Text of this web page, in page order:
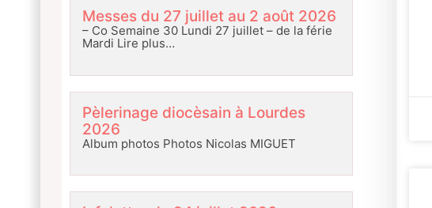
Messes du 27 juillet au 2 août 2026
– Co Semaine 30 Lundi 27 juillet – de la férie
Mardi Lire plus…
Pèlerinage diocèsain à Lourdes
2026
Album photos Photos Nicolas MIGUET